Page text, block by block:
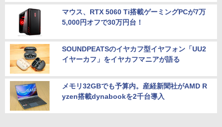
マウス、RTX 5060 Ti搭載ゲーミングPCが7万
5,000円オフで30万円台！
SOUNDPEATSのイヤカフ型イヤフォン「UU2
イヤーカフ」をイヤカフマニアが語る
メモリ32GBでも予算内。産経新聞社がAMD R
yzen搭載dynabookを2千台導入